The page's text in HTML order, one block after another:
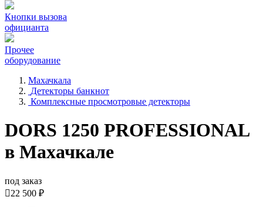
Кнопки вызова
официанта
Прочее
оборудование
Махачкала
Детекторы банкнот
Комплексные просмотровые детекторы
DORS 1250 PROFESSIONAL
в Махачкале
под заказ
22 500 ₽